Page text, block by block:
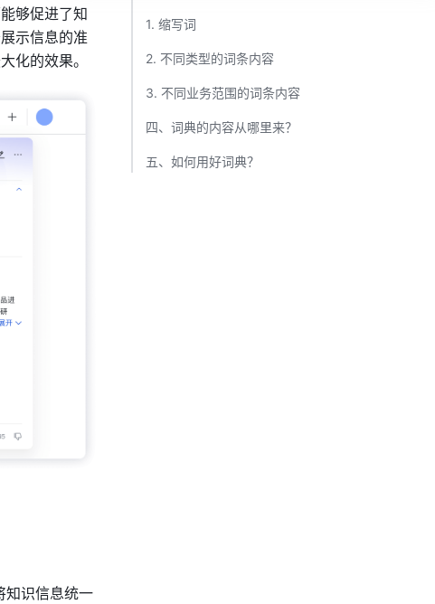
够促进了知
示信息的准
化的效果。
知识信息统一
1. 缩写词​
2. 不同类型的词条内容​
3. 不同业务范围的词条内容​
四、词典的内容从哪里来？​
五、如何用好词典？​